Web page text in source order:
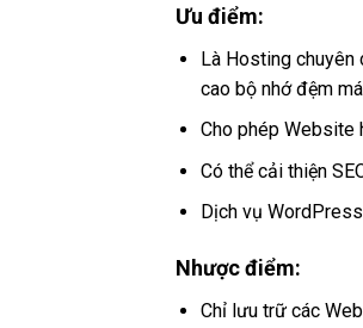
Ưu điểm:
Là Hosting chuyên
cao bộ nhớ đệm
Cho phép Website
Có thể cải thiện
Dịch vụ
Nhược điểm:
Chỉ lưu trữ các